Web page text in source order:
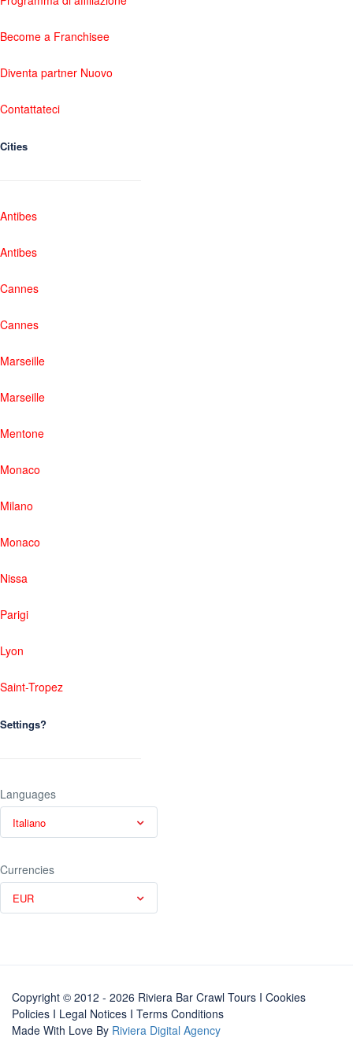
Become a Franchisee
Diventa partner Nuovo
Contattateci
Cities
Antibes
Antibes
Cannes
Cannes
Marseille
Marseille
Mentone
Monaco
Milano
Monaco
Nissa
Parigi
Lyon
Saint-Tropez
Settings?
Languages
Italiano
Currencies
EUR
Copyright © 2012 - 2026 Riviera Bar Crawl Tours I Cookies
Policies I Legal Notices I Terms Conditions
Made With Love By Riviera Digital Agency